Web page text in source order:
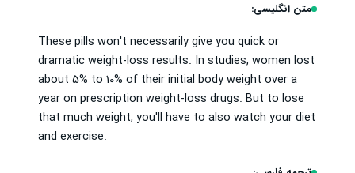
متن انگلیسی:
These pills won't necessarily give you quick or
dramatic weight-loss results. In studies, women lost
about 5% to 10% of their initial body weight over a
year on prescription weight-loss drugs. But to lose
that much weight, you'll have to also watch your diet
and exercise.